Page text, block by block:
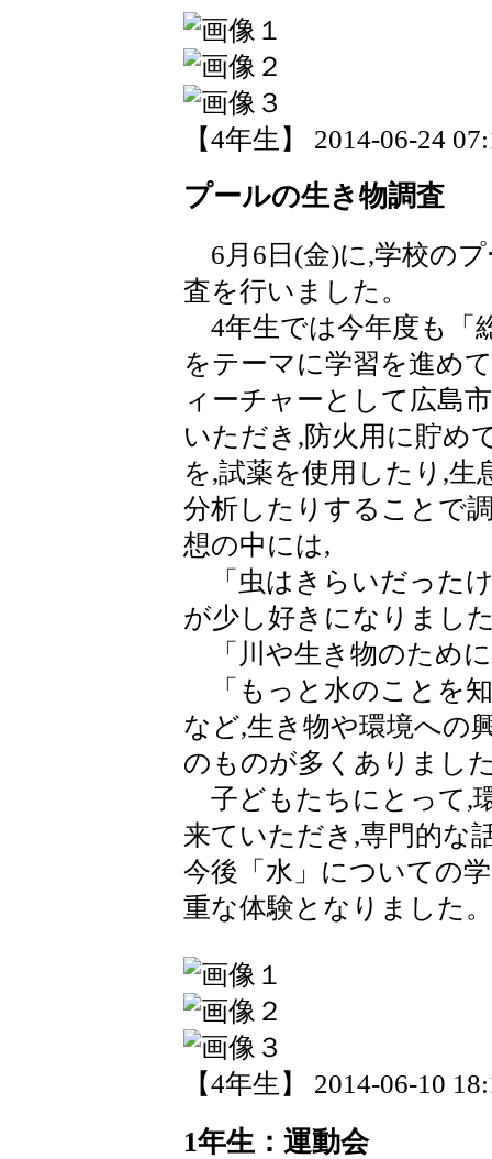
【4年生】 2014-06-24
プールの生き物調査
6月6日(金)に,学校の
査を行いました。
4年生では今年度も「
をテーマに学習を進め
ィーチャーとして広島
いただき,防火用に貯め
を,試薬を使用したり,生
分析したりすることで
想の中には,
「虫はきらいだった
が少し好きになりまし
「川や生き物のため
「もっと水のことを
など,生き物や環境への
のものが多くありまし
子どもたちにとって,
来ていただき,専門的な
今後「水」についての
重な体験となりました。
【4年生】 2014-06-10
1年生：運動会